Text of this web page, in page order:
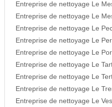
Entreprise de nettoyage Le
Entreprise de nettoyage Le
Entreprise de nettoyage Le
Entreprise de nettoyage Le
Entreprise de nettoyage Le
Entreprise de nettoyage Le
Entreprise de nettoyage Le
Entreprise de nettoyage Le
Entreprise de nettoyage Le